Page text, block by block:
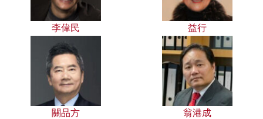
李偉民 益行
關品方 翁港成